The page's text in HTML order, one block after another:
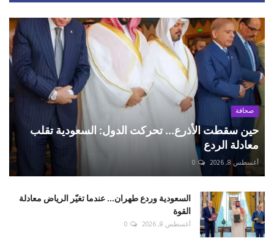
صحافة
حين سقطت الأذرع... تحركت الدول: السعودية تقلب
معادلة الردع
أغسطس 8, 2026 0
السعودية وردع طهران... عندما تغيّر الرياض معادلة
القوة
أغسطس 8, 2026 0